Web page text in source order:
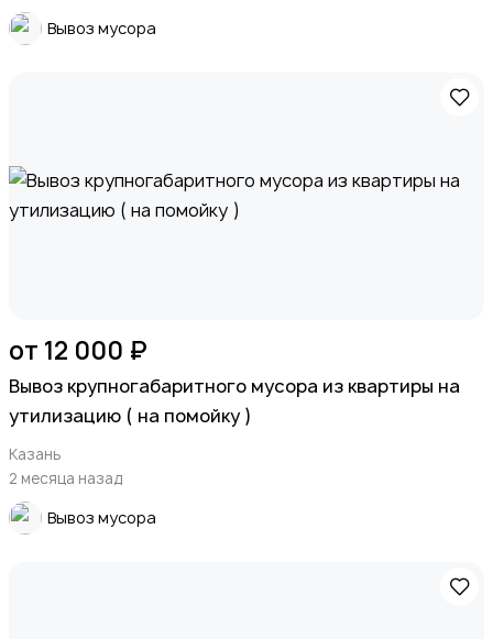
Вывоз мусора
от 12 000 ₽
Вывоз крупногабаритного мусора из квартиры на
утилизацию ( на помойку )
Казань
2 месяца назад
Вывоз мусора